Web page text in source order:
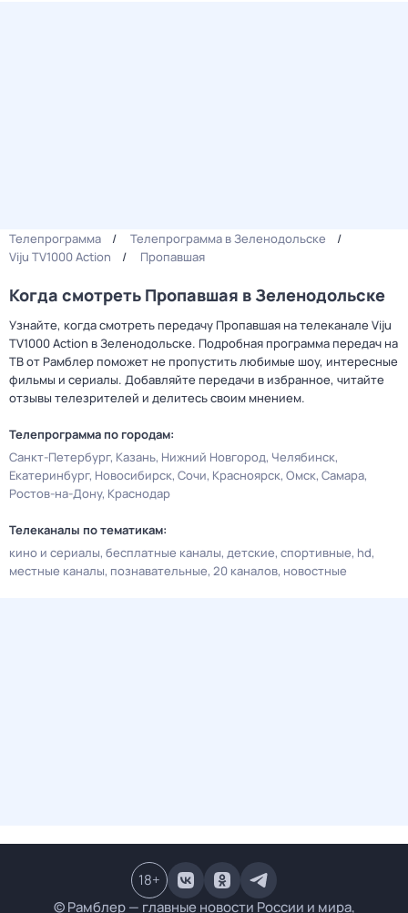
Телепрограмма
Телепрограмма в Зеленодольске
Viju TV1000 Action
Пропавшая
Когда смотреть Пропавшая в Зеленодольске
Узнайте, когда смотреть передачу Пропавшая на телеканале Viju
TV1000 Action в Зеленодольске. Подробная программа передач на
ТВ от Рамблер поможет не пропустить любимые шоу, интересные
фильмы и сериалы. Добавляйте передачи в избранное, читайте
отзывы телезрителей и делитесь своим мнением.
Телепрограмма по городам:
Санкт-Петербург Казань Нижний Новгород Челябинск
Екатеринбург Новосибирск Сочи Красноярск Омск Самара
Ростов-на-Дону Краснодар
Телеканалы по тематикам:
кино и сериалы бесплатные каналы детские спортивные hd
местные каналы познавательные 20 каналов новостные
© Рамблер — главные новости России и мира,
18+